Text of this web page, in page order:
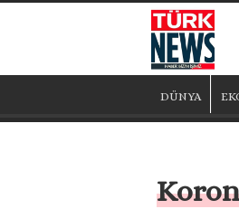
DÜNYA